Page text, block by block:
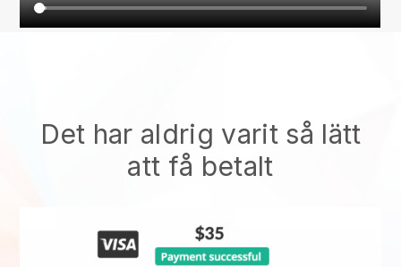
Det har aldrig varit så lätt
att få betalt